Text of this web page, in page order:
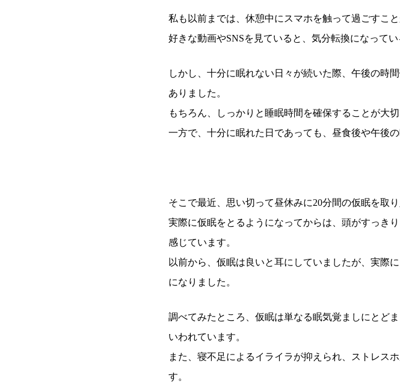
私も以前までは、休憩中にスマホを触って過ごすこと
好きな動画やSNSを見ていると、気分転換になって
しかし、十分に眠れない日々が続いた際、午後の時
ありました。
もちろん、しっかりと睡眠時間を確保することが大切
一方で、十分に眠れた日であっても、昼食後や午後
そこで最近、思い切って昼休みに20分間の仮眠を取り
実際に仮眠をとるようになってからは、頭がすっき
感じています。
以前から、仮眠は良いと耳にしていましたが、実際
になりました。
調べてみたところ、仮眠は単なる眠気覚ましにとど
いわれています。
また、寝不足によるイライラが抑えられ、ストレス
す。